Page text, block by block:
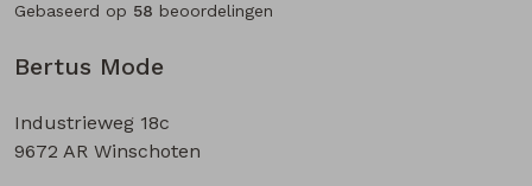
Bertus Mode
Industrieweg 18c
9672 AR Winschoten
Gebaseerd op 58 beoordelingen